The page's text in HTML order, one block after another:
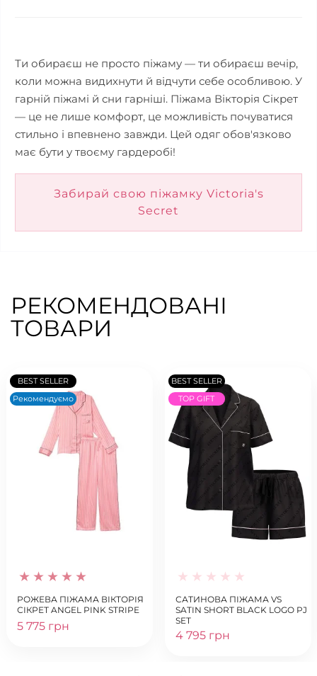
Ти обираєш не просто піжаму — ти обираєш вечір,
коли можна видихнути й відчути себе особливою. У
гарній піжамі й сни гарніші. Піжама Вікторія Сікрет
— це не лише комфорт, це можливість почуватися
стильно і впевнено завжди. Цей одяг обов'язково
має бути у твоєму гардеробі!
Забирай свою піжамку Victoria's
Secret
РЕКОМЕНДОВАНІ
ТОВАРИ
BEST SELLER
Рекомендуємо
РОЖЕВА ПІЖАМА ВІКТОРІЯ
СІКРЕТ ANGEL PINK STRIPE
5 775 грн
BEST SELLER
TOP GIFT
САТИНОВА ПІЖАМА VS
SATIN SHORT BLACK LOGO PJ
SET
4 795 грн